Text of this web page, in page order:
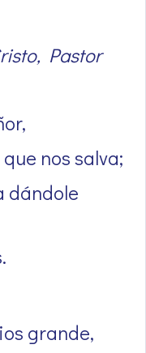
Pastor
nos salva;
dándole
grande,